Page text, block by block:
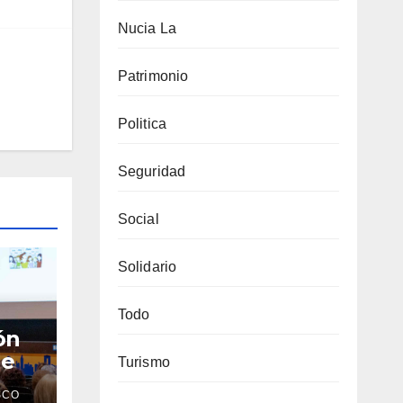
Nucia La
Patrimonio
Politica
Seguridad
Social
Solidario
Todo
Turismo